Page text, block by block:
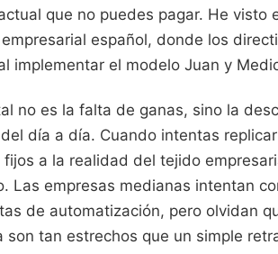
que no puedes pagar. He visto
español, donde los
implementar el modelo Juan y
no es la falta de ganas, sino la
día a día. Cuando intentas
a la realidad del tejido
Las empresas medianas intentan
de automatización, pero olvidan
son tan estrechos que un simple